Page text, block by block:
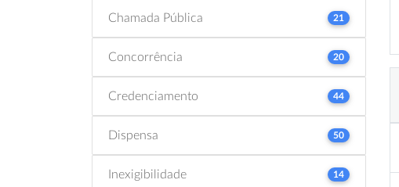
Chamada Pública 21
Concorrência 20
Credenciamento 44
Dispensa 50
Inexigibilidade 14